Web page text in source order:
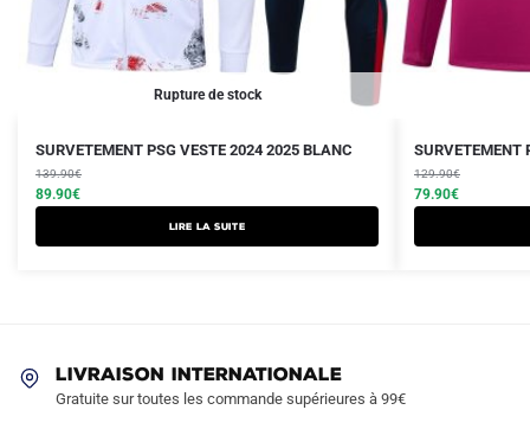
Rupture de stock
SURVETEMENT PSG VESTE 2024 2025 BLANC
139.90€
Le
prix
initial
était :
89.90€
Le
prix
actuel
est :
Lire la suite
SURVETEMENT
129.90€
Le
prix
initial
était :
79.90€
Le
prix
actuel
est :
Ce
produit
a
LIVRAISON INTERNATIONALE
Gratuite sur toutes les commande supérieures à 99€